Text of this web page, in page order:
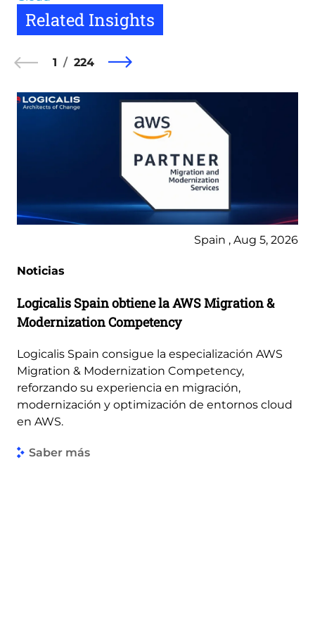
Related Insights
1 224
Spain , Aug 5, 2026
Noticias
Logicalis Spain obtiene la AWS Migration &
Modernization Competency
Logicalis Spain consigue la especialización AWS
Migration & Modernization Competency,
reforzando su experiencia en migración,
modernización y optimización de entornos cloud
en AWS.
Saber más